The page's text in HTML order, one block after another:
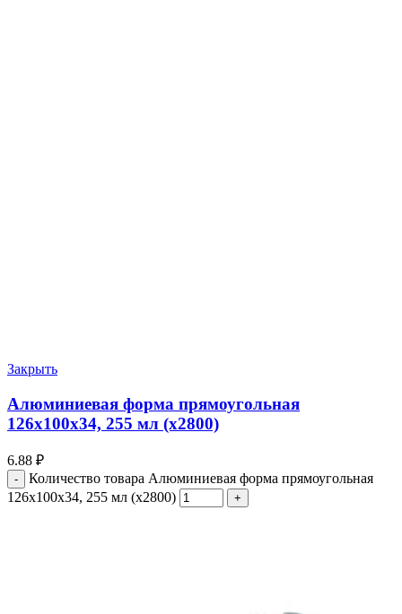
Закрыть
Алюминиевая форма прямоугольная
126х100х34, 255 мл (х2800)
6.88 ₽
Количество товара Алюминиевая форма прямоугольная
126х100х34, 255 мл (х2800)